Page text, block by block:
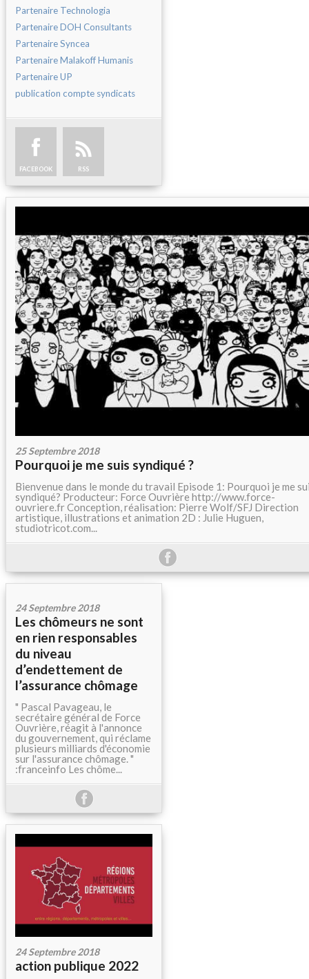
Partenaire Technologia
Partenaire DOH Consultants
Partenaire Syncea
Partenaire Malakoff Humanis
Partenaire UP
publication compte syndicats
FACEBOOK RSS
25 Septembre 2018
Pourquoi je me suis syndiqué ?
Bienvenue dans le monde du travail Episode 1: Pourquoi je me
syndiqué? Producteur: Force Ouvrière http://www.force-
ouvriere.fr Conception, réalisation: Pierre Wolf/SFJ Direction
artistique, illustrations et animation 2D : Julie Huguen,
studiotricot.com...
24 Septembre 2018
Les chômeurs ne sont
en rien responsables
du niveau
d’endettement de
l’assurance chômage
" Pascal Pavageau, le
secrétaire général de Force
Ouvrière, réagit à l'annonce
du gouvernement, qui réclame
plusieurs milliards d'économie
sur l'assurance chômage. "
:franceinfo Les chôme...
24 Septembre 2018
action publique 2022